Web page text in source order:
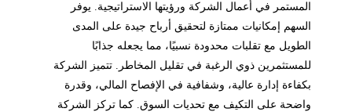
المستمر في أعمال الشركة ورؤيتها الاستراتيجية. يوفر
السهم إمكانيات ممتازة لتحقيق أرباح جيدة على المدى
الطويل مع تقلبات محدودة نسبيًا، مما يجعله جذابًا
للمستثمرين ذوي الرغبة في تقليل المخاطر. تتميز الشركة
بكفاءة إدارة عالية، وشفافية في الإفصاح المالي، وقدرة
واضحة على التكيف مع تحديات السوق. كما تركز الشركة